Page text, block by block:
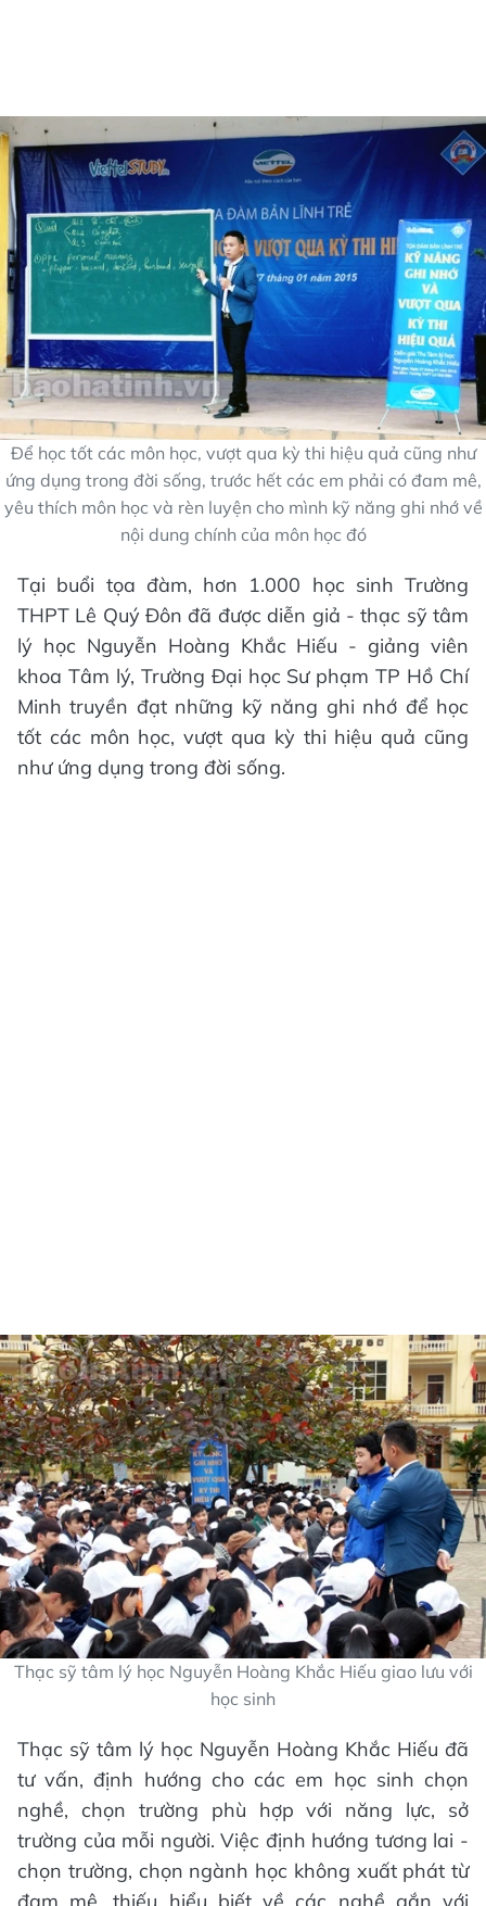
Để học tốt các môn học, vượt qua kỳ thi hiệu quả cũng như
ứng dụng trong đời sống, trước hết các em phải có đam mê,
yêu thích môn học và rèn luyện cho mình kỹ năng ghi nhớ về
nội dung chính của môn học đó
Tại buổi tọa đàm, hơn 1.000 học sinh Trường
THPT Lê Quý Đôn đã được diễn giả - thạc sỹ tâm
lý học Nguyễn Hoàng Khắc Hiếu - giảng viên
khoa Tâm lý, Trường Đại học Sư phạm TP Hồ Chí
Minh truyền đạt những kỹ năng ghi nhớ để học
tốt các môn học, vượt qua kỳ thi hiệu quả cũng
như ứng dụng trong đời sống.
Thạc sỹ tâm lý học Nguyễn Hoàng Khắc Hiếu giao lưu với
học sinh
Thạc sỹ tâm lý học Nguyễn Hoàng Khắc Hiếu đã
tư vấn, định hướng cho các em học sinh chọn
nghề, chọn trường phù hợp với năng lực, sở
trường của mỗi người. Việc định hướng tương lai -
chọn trường, chọn ngành học không xuất phát từ